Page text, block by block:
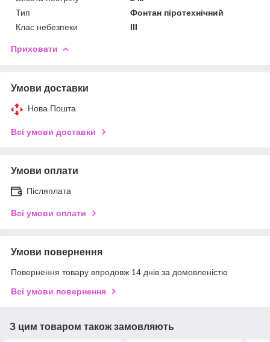
Тип
Фонтан піротехнічний
Клас небезпеки
III
Приховати
Умови доставки
Нова Пошта
Всі умови доставки
Умови оплати
Післяплата
Всі умови оплати
Умови повернення
Повернення товару впродовж 14 днів за домовленістю
Всі умови повернення
З цим товаром також замовляють